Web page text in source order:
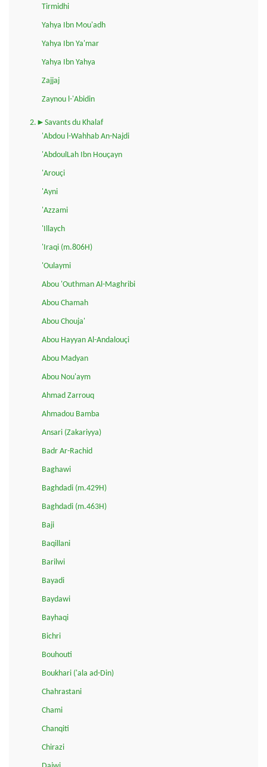
Tirmidhi
Yahya Ibn Mou'adh
Yahya Ibn Ya'mar
Yahya Ibn Yahya
Zajjaj
Zaynou l-'Abidin
2.►Savants du Khalaf
'Abdou l-Wahhab An-Najdi
'AbdoulLah Ibn Houçayn
'Arouçi
'Ayni
'Azzami
'Illaych
'Iraqi (m.806H)
'Oulaymi
Abou 'Outhman Al-Maghribi
Abou Chamah
Abou Chouja'
Abou Hayyan Al-Andalouçi
Abou Madyan
Abou Nou'aym
Ahmad Zarrouq
Ahmadou Bamba
Ansari (Zakariyya)
Badr Ar-Rachid
Baghawi
Baghdadi (m.429H)
Baghdadi (m.463H)
Baji
Baqillani
Barilwi
Bayadi
Baydawi
Bayhaqi
Bichri
Bouhouti
Boukhari ('ala ad-Din)
Chahrastani
Chami
Chanqiti
Chirazi